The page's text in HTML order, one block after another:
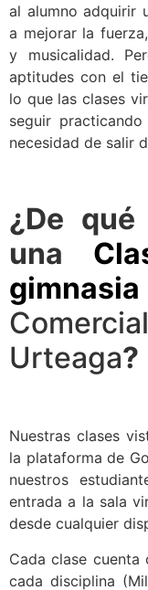
al alumno adquirir
a mejorar la
y musicalidad.
aptitudes con el
lo que las clases
seguir
necesidad de salir
¿De
una
Urteaga?
Nuestras clases
la plataforma de
nuestros
entrada a la sala
desde cualquier
Cada clase cuenta
cada disciplina